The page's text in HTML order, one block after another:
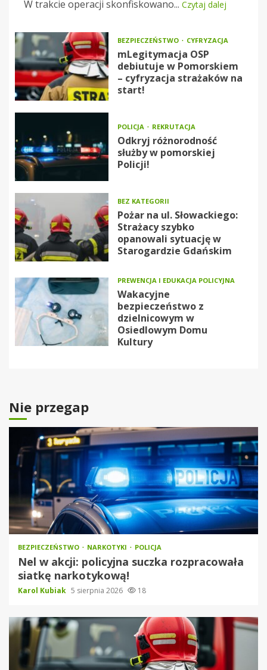
W trakcie operacji skonfiskowano... Czytaj dalej
BEZPIECZEŃSTWO CYFRYZACJA
mLegitymacja OSP
debiutuje w Pomorskiem
– cyfryzacja strażaków na
start!
POLICJA REKRUTACJA
Odkryj różnorodność
służby w pomorskiej
Policji!
BEZ KATEGORII
Pożar na ul. Słowackiego:
Strażacy szybko
opanowali sytuację w
Starogardzie Gdańskim
PREWENCJA I EDUKACJA POLICYJNA
Wakacyjne
bezpieczeństwo z
dzielnicowym w
Osiedlowym Domu
Kultury
Nie przegap
BEZPIECZEŃSTWO NARKOTYKI POLICJA
Nel w akcji: policyjna suczka rozpracowała
siatkę narkotykową!
Karol Kubiak 5 sierpnia 2026 18